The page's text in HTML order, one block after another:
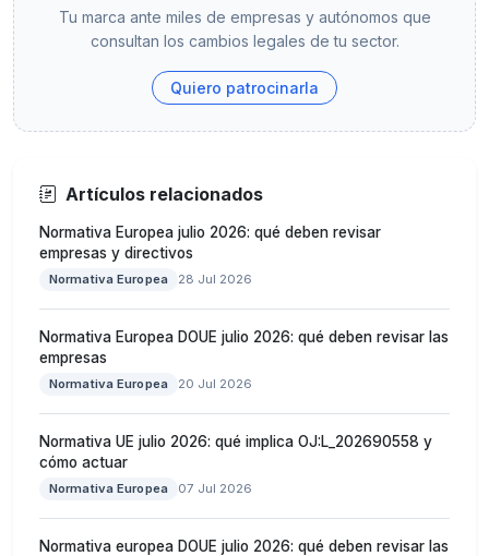
Tu marca ante miles de empresas y autónomos que
consultan los cambios legales de tu sector.
Quiero patrocinarla
Artículos relacionados
Normativa Europea julio 2026: qué deben revisar
empresas y directivos
Normativa Europea 28 Jul 2026
Normativa Europea DOUE julio 2026: qué deben revisar las
empresas
Normativa Europea 20 Jul 2026
Normativa UE julio 2026: qué implica OJ:L_202690558 y
cómo actuar
Normativa Europea 07 Jul 2026
Normativa europea DOUE julio 2026: qué deben revisar las